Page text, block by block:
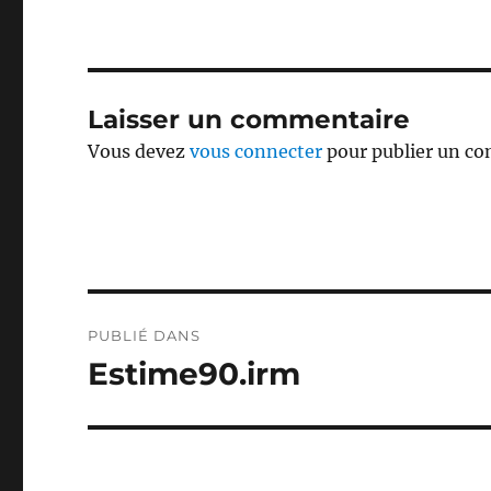
Laisser un commentaire
Vous devezvous connecter pour publier un
de
PUBLIÉ DANS
Estime90.irm